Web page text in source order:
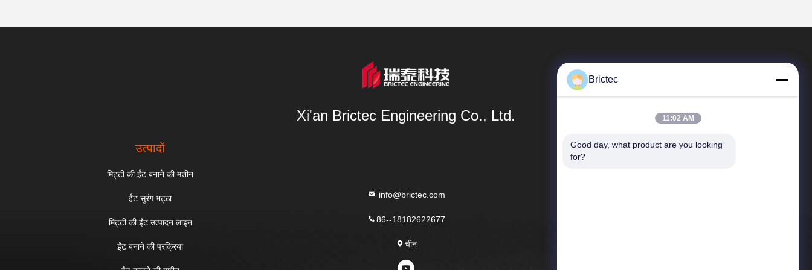
Xi'an Brictec Engineering Co., Ltd.
उत्पादों
मिट्टी की ईंट बनाने की मशीन
ईंट सुरंग भट्ठा
मिट्टी की ईंट उत्पादन लाइन
ईंट बनाने की प्रक्रिया
info@brictec.com
86--18182622677
चीन
त्वरित लिंक
Brictec
11:02 AM
Good day, what product are you looking
for?